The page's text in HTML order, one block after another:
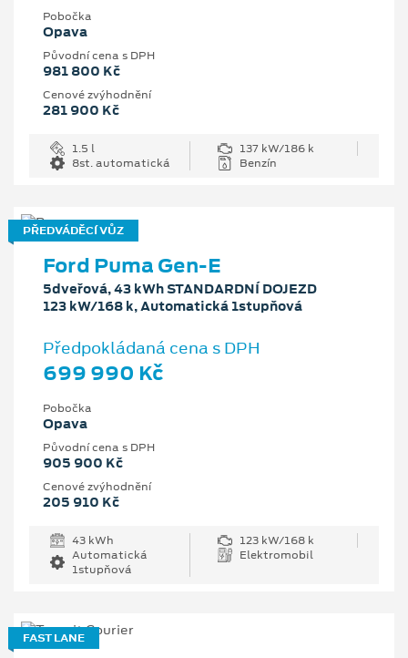
Pobočka
Opava
Původní cena s DPH
981 800 Kč
Cenové zvýhodnění
281 900 Kč
1.5 l
137 kW/186 k
8st. automatická
Benzín
PŘEDVÁDĚCÍ VŮZ
Ford Puma Gen-E
5dveřová, 43 kWh STANDARDNÍ DOJEZD
123 kW/168 k, Automatická 1stupňová
Předpokládaná cena s DPH
699 990 Kč
Pobočka
Opava
Původní cena s DPH
905 900 Kč
Cenové zvýhodnění
205 910 Kč
43 kWh
123 kW/168 k
Automatická
1stupňová
Elektromobil
FAST LANE